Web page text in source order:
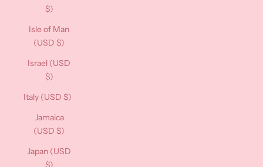
$)
Isle of Man
(USD $)
Israel (USD
$)
Italy (USD $)
Jamaica
(USD $)
Japan (USD
$)